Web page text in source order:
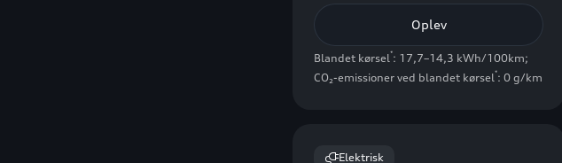
Oplev
Blandet kørsel*: 17,7–14,3 kWh/100km;
CO₂-emissioner ved blandet kørsel*: 0 g/km
Elektrisk